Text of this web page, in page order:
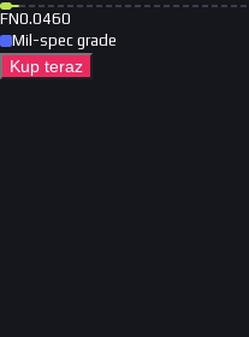
FN0.0460
Mil-spec grade
Kup teraz